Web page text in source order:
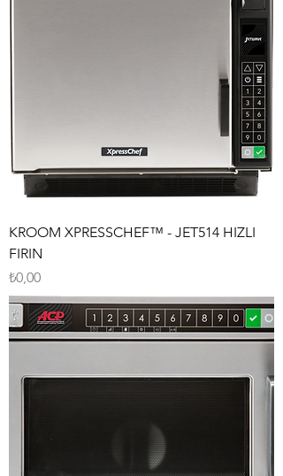
KROOM XPRESSCHEF™ - JET514 HIZLI
FIRIN
Fiyat
₺0,00